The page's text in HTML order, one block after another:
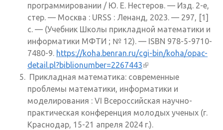
программировании / Ю. Е. Нестеров. — Изд. 2-е,
стер. — Москва : URSS : Ленанд, 2023. — 297, [1]
с. — (Учебник Школы прикладной математики и
информатики МФТИ ; № 12). — ISBN 978-5-9710-
7480-9. https://koha.benran.ru/cgi-bin/koha/opac-
detail.pl?biblionumber=2267443(внешняя ссылка)
Прикладная математика: современные
проблемы математики, информатики и
моделирования : VI Всероссийская научно-
практическая конференция молодых ученых (г.
Краснодар, 15-21 апреля 2024 г.).